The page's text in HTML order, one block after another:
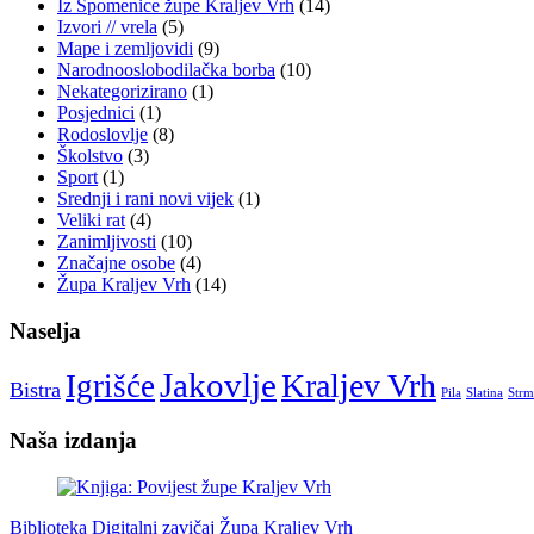
Iz Spomenice župe Kraljev Vrh (14)
Izvori // vrela (5)
Mape i zemljovidi (9)
Narodnooslobodilačka borba (10)
Nekategorizirano (1)
Posjednici (1)
Rodoslovlje (8)
Školstvo (3)
Sport (1)
Srednji i rani novi vijek (1)
Veliki rat (4)
Zanimljivosti (10)
Značajne osobe (4)
Župa Kraljev Vrh (14)
Naselja
Bistra IgrišćeJakovljeKraljev Vrh Pila Slatina
Naša izdanja
Biblioteka Digitalni zavičaj Župa Kraljev Vrh